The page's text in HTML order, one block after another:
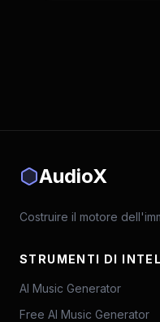
AudioX
Costruire il motore
STRUMENTI DI
AI Music Generator
Free AI Music Generator